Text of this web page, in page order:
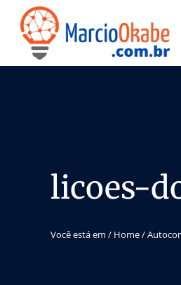
licoes-
Você está em / Home/